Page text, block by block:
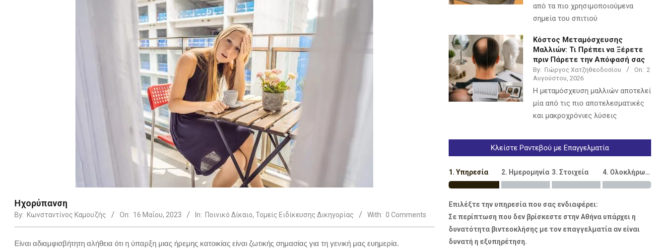
Ηχορύπανση
By: Κωνσταντίνος Καμουζής On: 16 Μαΐου, 2023 In: Ποινικό Δίκαιο, Τομείς Ειδίκευσης Δικηγορίας With: 0 Comments
Είναι αδιαμφισβήτητη αλήθεια ότι η ύπαρξη μιας ήρεμης κατοικίας είναι ζωτικής σημασίας για τη γενική μας ευημερία.
από τα πιο χρησιμοποιούμενα
σημεία του σπιτιού
Κόστος Μεταμόσχευσης
Μαλλιών: Τι Πρέπει να Ξέρετε
πριν Πάρετε την Απόφασή σας
By: Γιώργος Χατζηθεοδοσίου On: 2
Αυγούστου, 2026
Η μεταμόσχευση μαλλιών αποτελεί
μία από τις πιο αποτελεσματικές
και μακροχρόνιες λύσεις
Κλείστε Ραντεβού με Επαγγελματία
1. Υπηρεσία 2. Ημερομηνία 3. Στοιχεία 4. Ολοκλήρωση
Επιλέξτε την υπηρεσία που σας ενδιαφέρει:
Σε περίπτωση που δεν βρίσκεστε στην Αθήνα υπάρχει η
δυνατότητα βιντεοκλήσης με τον επαγγελματία αν είναι
δυνατή η εξυπηρέτηση.